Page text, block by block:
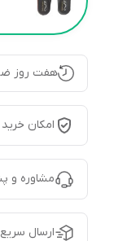
هفت روز
امکان خرید
مشاوره و
ارسال سریع